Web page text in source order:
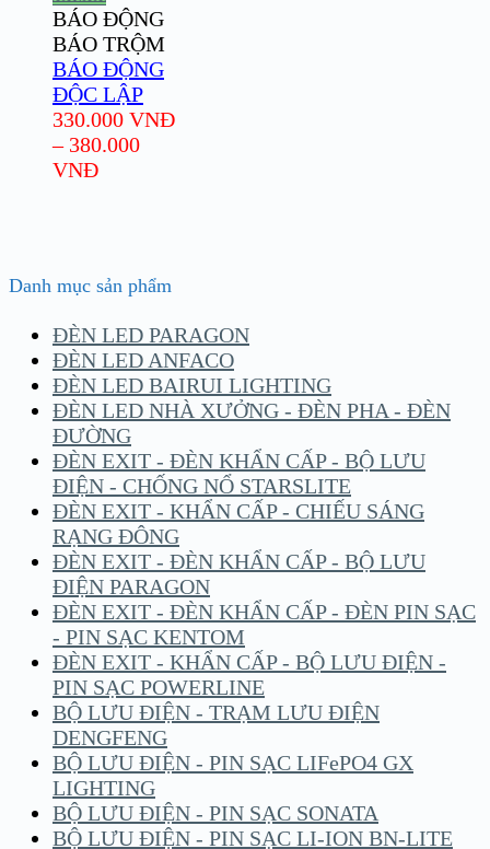
BÁO ĐỘNG
BÁO TRỘM
BÁO ĐỘNG
ĐỘC LẬP
330.000 VNĐ
– 380.000
VNĐ
Danh mục sản phẩm
ĐÈN LED PARAGON
ĐÈN LED ANFACO
ĐÈN LED BAIRUI LIGHTING
ĐÈN LED NHÀ XƯỞNG - ĐÈN PHA - ĐÈN
ĐƯỜNG
ĐÈN EXIT - ĐÈN KHẨN CẤP - BỘ LƯU
ĐIỆN - CHỐNG NỔ STARSLITE
ĐÈN EXIT - KHẨN CẤP - CHIẾU SÁNG
RẠNG ĐÔNG
ĐÈN EXIT - ĐÈN KHẨN CẤP - BỘ LƯU
ĐIỆN PARAGON
ĐÈN EXIT - ĐÈN KHẨN CẤP - ĐÈN PIN SẠC
- PIN SẠC KENTOM
ĐÈN EXIT - KHẨN CẤP - BỘ LƯU ĐIỆN -
PIN SẠC POWERLINE
BỘ LƯU ĐIỆN - TRẠM LƯU ĐIỆN
DENGFENG
BỘ LƯU ĐIỆN - PIN SẠC LIFePO4 GX
LIGHTING
BỘ LƯU ĐIỆN - PIN SẠC SONATA
BỘ LƯU ĐIỆN - PIN SẠC LI-ION BN-LITE